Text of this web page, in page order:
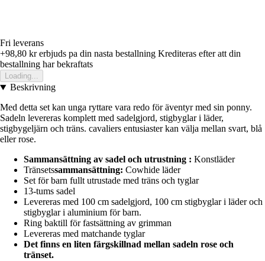
Fri leverans
+98,80 krerbjuds pa din nasta bestallning Krediteras efter att din
bestallning har bekraftats
Loading...
Beskrivning
Med detta set kan unga ryttare vara redo för äventyr med sin ponny.
Sadeln levereras komplett med sadelgjord, stigbyglar i läder,
stigbygeljärn och träns. cavaliers entusiaster kan välja mellan svart, blå
eller rose.
Sammansättning av sadel och utrustning : Konstläder
Tränsetssammansättning: Cowhide läder
Set för barn fullt utrustade med träns och tyglar
13-tums sadel
Levereras med 100 cm sadelgjord, 100 cm stigbyglar i läder och
stigbyglar i aluminium för barn.
Ring baktill för fastsättning av grimman
Levereras med matchande tyglar
Det finns en liten färgskillnad mellan sadeln rose och
tränset.